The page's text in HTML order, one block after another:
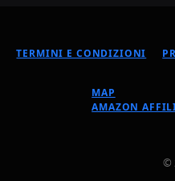
TERMINI E CONDIZIONI
MAP
AMAZON
©